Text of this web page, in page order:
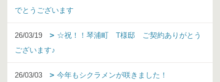
でとうございます
26/03/19
☆祝！！琴浦町 T様邸 ご契約ありがとう
ございます♪
26/03/03 今年もシクラメンが咲きました！